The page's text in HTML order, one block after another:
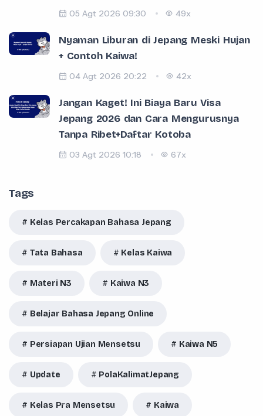
05 Agt 2026 09:30 49x
Nyaman Liburan di Jepang Meski Hujan
+ Contoh Kaiwa!
04 Agt 2026 20:22 42x
Jangan Kaget! Ini Biaya Baru Visa
Jepang 2026 dan Cara Mengurusnya
Tanpa Ribet+Daftar Kotoba
03 Agt 2026 10:18 67x
Tags
Kelas Percakapan Bahasa Jepang
Tata Bahasa Kelas Kaiwa
Materi N3 Kaiwa N3
Belajar Bahasa Jepang Online
Persiapan Ujian Mensetsu Kaiwa N5
Update PolaKalimatJepang
Kelas Pra Mensetsu Kaiwa